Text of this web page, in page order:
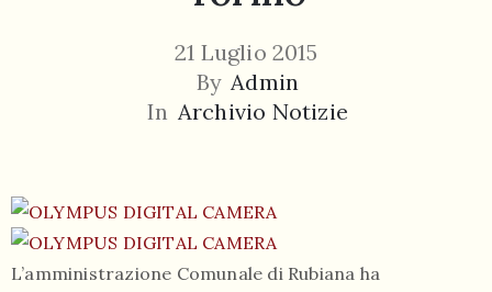
055
21 Luglio 2015
By Admin
In Archivio Notizie
L’amministrazione Comunale di Rubiana ha